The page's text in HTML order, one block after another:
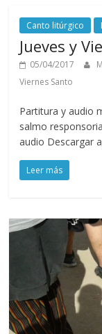
Canto litúrgico
Jueves y
05/04/2017
Viernes Santo
Partitura y audio
salmo
audio Descargar
Leer más